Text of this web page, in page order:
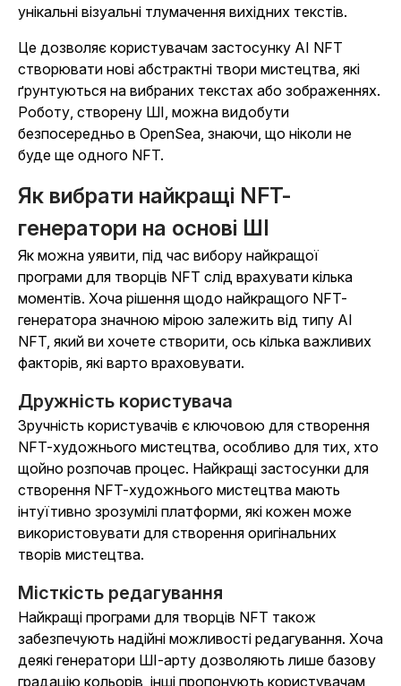
унікальні візуальні тлумачення вихідних текстів.
Це дозволяє користувачам застосунку AI NFT
створювати нові абстрактні твори мистецтва, які
ґрунтуються на вибраних текстах або зображеннях.
Роботу, створену ШІ, можна видобути
безпосередньо в OpenSea, знаючи, що ніколи не
буде ще одного NFT.
Як вибрати найкращі NFT-
генератори на основі ШІ
Як можна уявити, під час вибору найкращої
програми для творців NFT слід врахувати кілька
моментів. Хоча рішення щодо найкращого NFT-
генератора значною мірою залежить від типу AI
NFT, який ви хочете створити, ось кілька важливих
факторів, які варто враховувати.
Дружність користувача
Зручність користувачів є ключовою для створення
NFT-художнього мистецтва, особливо для тих, хто
щойно розпочав процес. Найкращі застосунки для
створення NFT-художнього мистецтва мають
інтуїтивно зрозумілі платформи, які кожен може
використовувати для створення оригінальних
творів мистецтва.
Місткість редагування
Найкращі програми для творців NFT також
забезпечують надійні можливості редагування. Хоча
деякі генератори ШІ-арту дозволяють лише базову
градацію кольорів, інші пропонують користувачам